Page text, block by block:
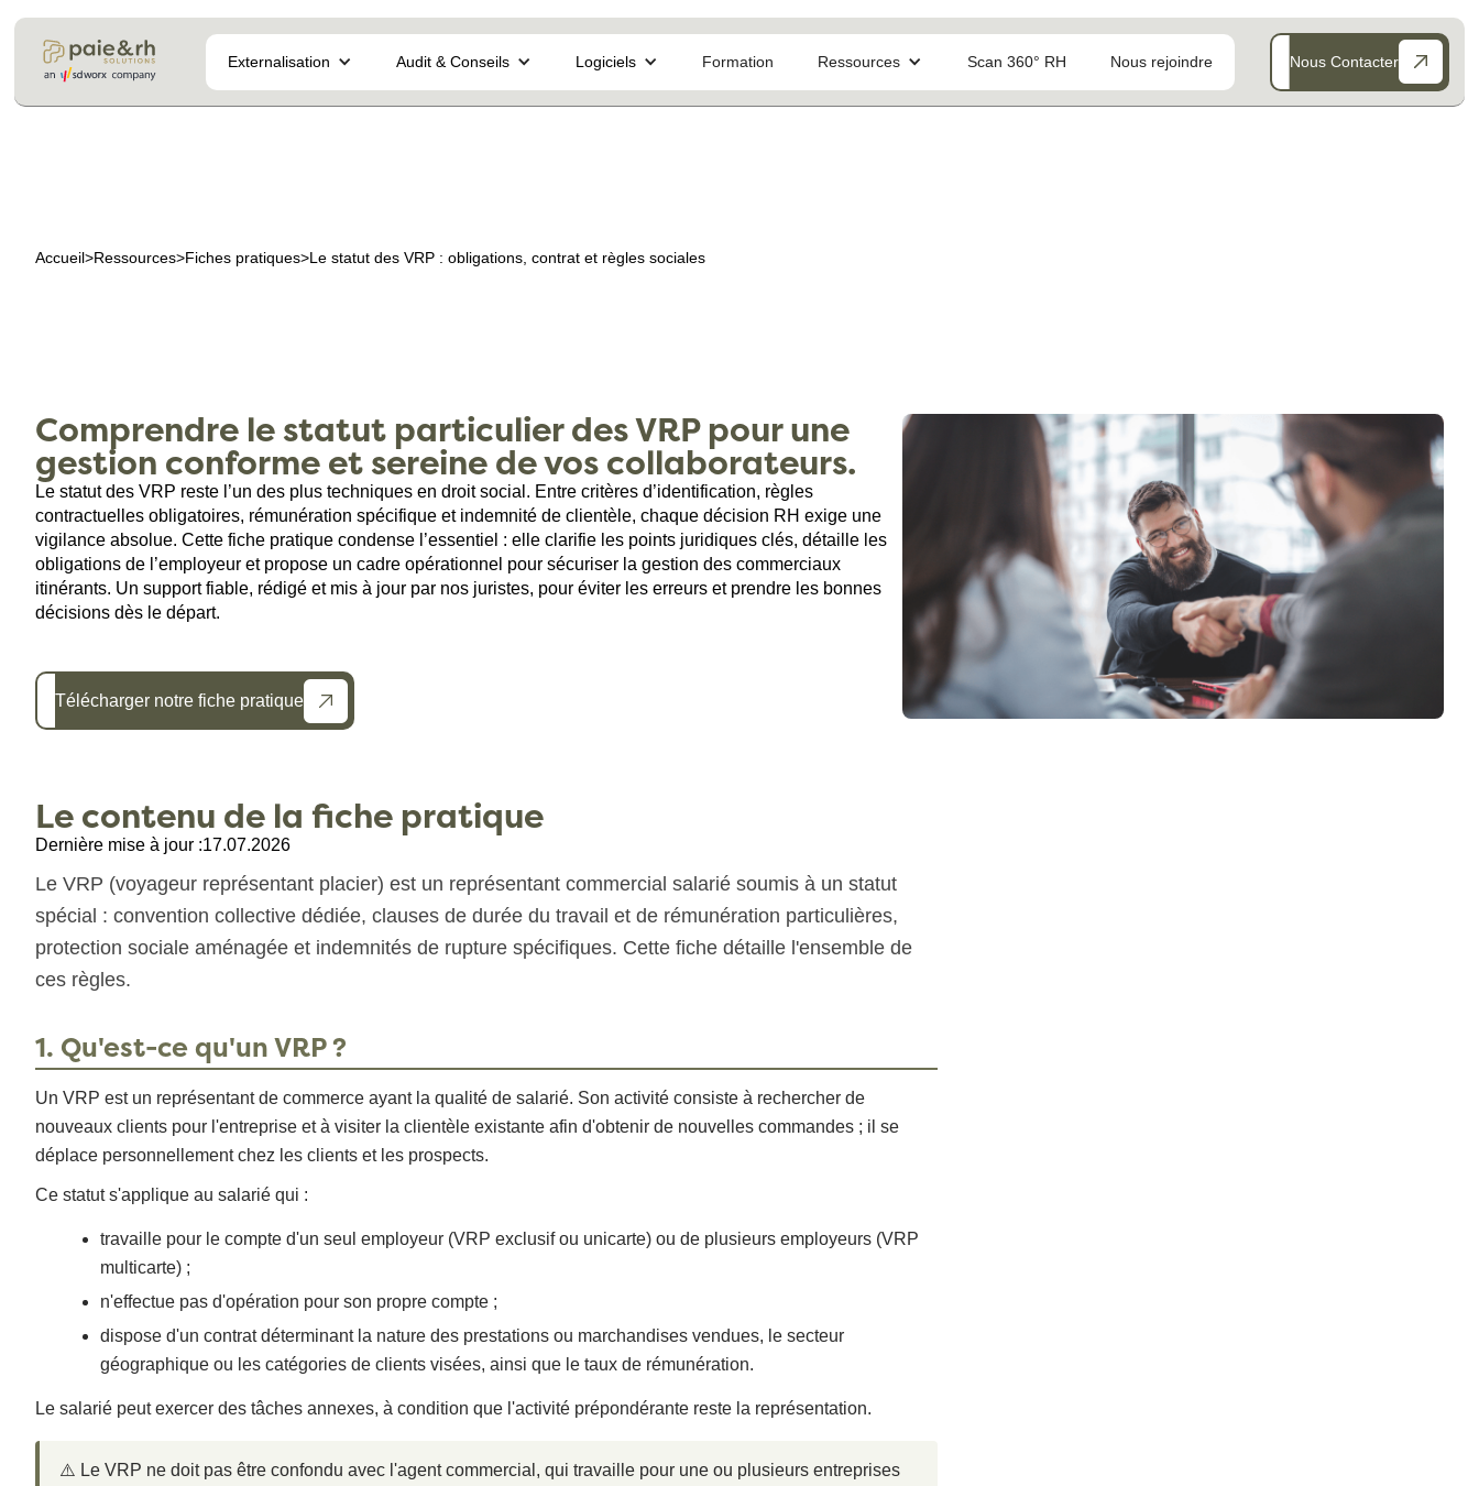
Externalisation Audit & Conseils Logiciels Formation Ressources Scan 360° RH Nous rejoindre Nous Contacter
Accueil>Ressources>Fiches pratiques>Le statut des VRP : obligations, contrat et règles sociales
Comprendre le statut particulier des VRP pour une
gestion conforme et sereine de vos collaborateurs.
Le statut des VRP reste l’un des plus techniques en droit social. Entre critères d’identification, règles
contractuelles obligatoires, rémunération spécifique et indemnité de clientèle, chaque décision RH exige une
vigilance absolue. Cette fiche pratique condense l’essentiel : elle clarifie les points juridiques clés, détaille les
obligations de l’employeur et propose un cadre opérationnel pour sécuriser la gestion des commerciaux
itinérants. Un support fiable, rédigé et mis à jour par nos juristes, pour éviter les erreurs et prendre les bonnes
décisions dès le départ.
Télécharger notre fiche pratique
Le contenu de la fiche pratique
Dernière mise à jour :17.07.2026
Le VRP (voyageur représentant placier) est un représentant commercial salarié soumis à un statut
spécial : convention collective dédiée, clauses de durée du travail et de rémunération particulières,
protection sociale aménagée et indemnités de rupture spécifiques. Cette fiche détaille l'ensemble de
ces règles.
1. Qu'est-ce qu'un VRP ?
Un VRP est un représentant de commerce ayant la qualité de salarié. Son activité consiste à rechercher de
nouveaux clients pour l'entreprise et à visiter la clientèle existante afin d'obtenir de nouvelles commandes ; il se
déplace personnellement chez les clients et les prospects.
Ce statut s'applique au salarié qui :
travaille pour le compte d'un seul employeur (VRP exclusif ou unicarte) ou de plusieurs employeurs (VRP
multicarte) ;
n'effectue pas d'opération pour son propre compte ;
dispose d'un contrat déterminant la nature des prestations ou marchandises vendues, le secteur
géographique ou les catégories de clients visées, ainsi que le taux de rémunération.
Le salarié peut exercer des tâches annexes, à condition que l'activité prépondérante reste la représentation.
⚠️ Le VRP ne doit pas être confondu avec l'agent commercial, qui travaille pour une ou plusieurs entreprises